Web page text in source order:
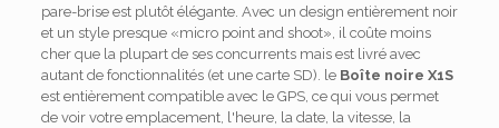
pare-brise est plutôt élégante. Avec un design entièrement noir
et un style presque «micro point and shoot», il coûte moins
cher que la plupart de ses concurrents mais est livré avec
autant de fonctionnalités (et une carte SD). le Boîte noire X1S
est entièrement compatible avec le GPS, ce qui vous permet
de voir votre emplacement, l'heure, la date, la vitesse, la